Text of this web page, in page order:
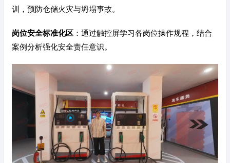
训，预防仓储火灾与坍塌事故。
岗位安全标准化区 ：通过触控屏学习各岗位操作规程，结合
案例分析强化安全责任意识。